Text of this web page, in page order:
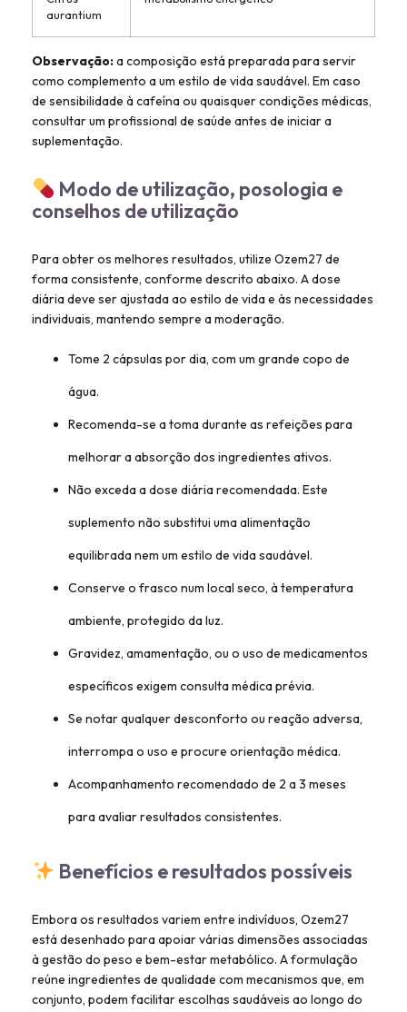
aurantium
Observação:a composição está preparada para servir
como complemento a um estilo de vida saudável. Em caso
de sensibilidade à cafeína ou quaisquer condições médicas,
consultar um profissional de saúde antes de iniciar a
suplementação.
Modo de utilização, posologia e
conselhos de utilização
Para obter os melhores resultados, utilize Ozem27 de
forma consistente, conforme descrito abaixo. A dose
diária deve ser ajustada ao estilo de vida e às necessidades
individuais, mantendo sempre a moderação.
Tome 2 cápsulas por dia, com um grande copo de
água.
Recomenda-se a toma durante as refeições para
melhorar a absorção dos ingredientes ativos.
Não exceda a dose diária recomendada. Este
suplemento não substitui uma alimentação
equilibrada nem um estilo de vida saudável.
Conserve o frasco num local seco, à temperatura
ambiente, protegido da luz.
Gravidez, amamentação, ou o uso de medicamentos
específicos exigem consulta médica prévia.
Se notar qualquer desconforto ou reação adversa,
interrompa o uso e procure orientação médica.
Acompanhamento recomendado de 2 a 3 meses
para avaliar resultados consistentes.
Benefícios e resultados possíveis
Embora os resultados variem entre indivíduos, Ozem27
está desenhado para apoiar várias dimensões associadas
à gestão do peso e bem-estar metabólico. A formulação
reúne ingredientes de qualidade com mecanismos que, em
conjunto, podem facilitar escolhas saudáveis ao longo do